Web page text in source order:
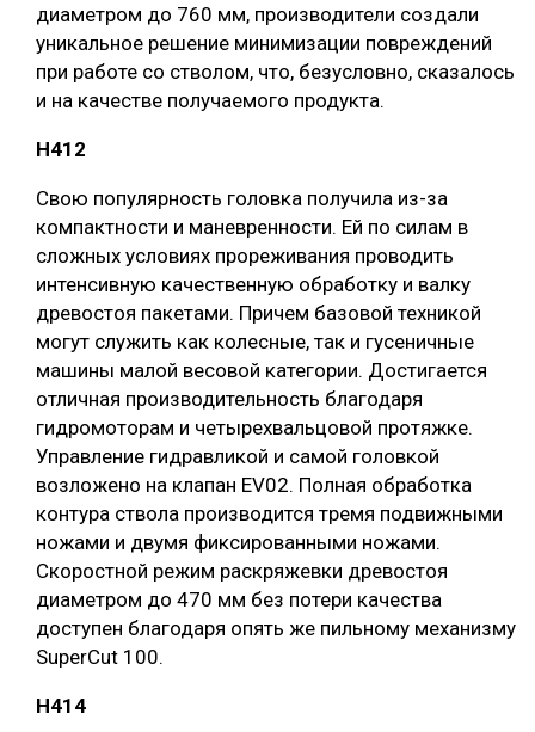
диаметром до 760 мм, производители создали
уникальное решение минимизации повреждений
при работе со стволом, что, безусловно, сказалось
и на качестве получаемого продукта.
H412
Свою популярность головка получила из-за
компактности и маневренности. Ей по силам в
сложных условиях прореживания проводить
интенсивную качественную обработку и валку
древостоя пакетами. Причем базовой техникой
могут служить как колесные, так и гусеничные
машины малой весовой категории. Достигается
отличная производительность благодаря
гидромоторам и четырехвальцовой протяжке.
Управление гидравликой и самой головкой
возложено на клапан EV02. Полная обработка
контура ствола производится тремя подвижными
ножами и двумя фиксированными ножами.
Скоростной режим раскряжевки древостоя
диаметром до 470 мм без потери качества
доступен благодаря опять же пильному механизму
SuperCut 100.
H414